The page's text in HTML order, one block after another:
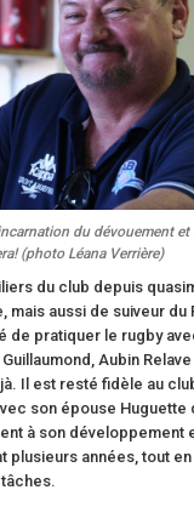
du dévouement et
(photo Léana Verrière)
du club depuis
mais aussi de suiveur du
de pratiquer le rugby
Aubin
Il est resté fidèle au
son épouse Huguette
à son développement
plusieurs années, tout en